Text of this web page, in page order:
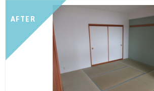
AFTER